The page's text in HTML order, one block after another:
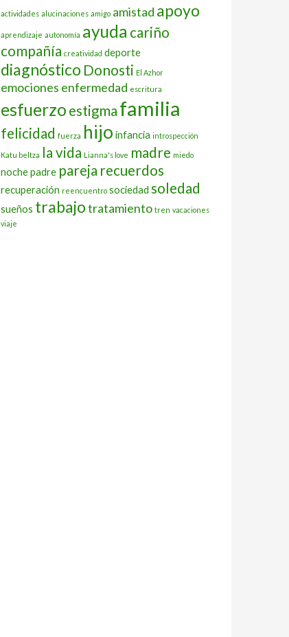
actividades alucinaciones amigo amistad apoyo
aprendizaje autonomía ayuda cariño
compañía creatividad deporte
diagnóstico Donosti El Azhor
emociones enfermedad escritura
esfuerzo estigma familia
felicidad fuerza hijo infancia introspección
Katu beltza la vida Lianna's love madre miedo
nochepadre pareja recuerdos
recuperación reencuentro sociedad soledad
sueños trabajotratamiento tren vacaciones
viaje